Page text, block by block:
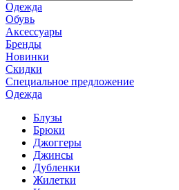
Одежда
Обувь
Аксессуары
Бренды
Новинки
Скидки
Специальное предложение
Одежда
Блузы
Брюки
Джоггеры
Джинсы
Дубленки
Жилетки